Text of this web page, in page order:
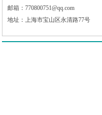
邮箱：770800751@qq.com
地址：上海市宝山区永清路77号